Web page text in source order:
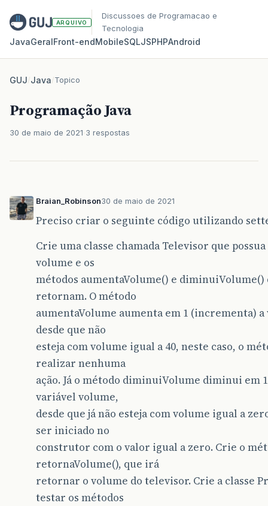
ARQUIVO
Discussoes de Programacao e
Tecnologia
JavaGeralFront‑endMobileSQLJSPHPAndroid
GUJ/Java/Topico
Programação Java
30 de maio de 2021 3 respostas
Braian_Robinson30 de maio de 2021
Preciso criar o seguinte código utilizando
Crie uma classe chamada Televisor que
volume e os
métodos aumentaVolume() e diminuiVolume()
retornam. O método
aumentaVolume aumenta em 1 (incrementa)
desde que não
esteja com volume igual a 40, neste caso, o
realizar nenhuma
ação. Já o método diminuiVolume diminui em
variável volume,
desde que já não esteja com volume igual a
ser iniciado no
construtor com o valor igual a zero. Crie o
retornaVolume(), que irá
retornar o volume do televisor. Crie a classe
testar os métodos